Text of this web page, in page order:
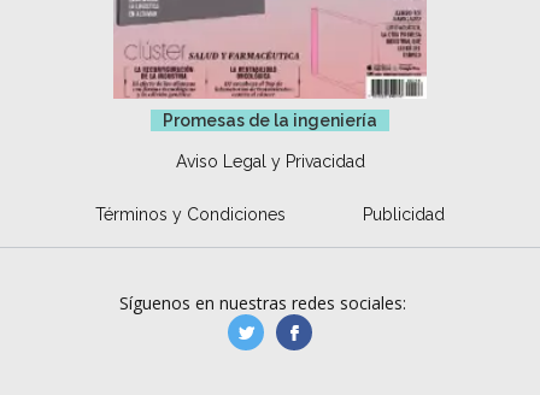
Promesas de la ingeniería
Aviso Legal y Privacidad
Términos y Condiciones Publicidad
Síguenos en nuestras redes sociales:
manufacturaGE